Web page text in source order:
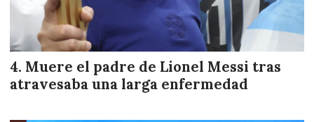
Muere el padre de Lionel Messi tras
atravesaba una larga enfermedad